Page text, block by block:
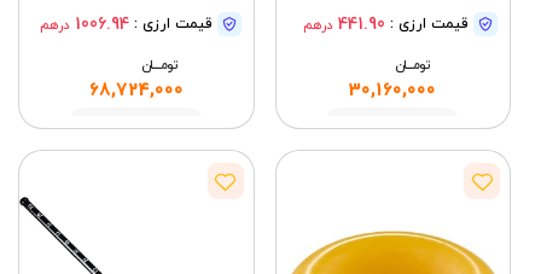
مدیتیشن، شفای صدا، جلوه‌های
قیمت ارزی : 441.90 درهم
تومــــــان
30,160,000
مشاهده
قیمت ارزی : 1006.94 درهم
تومــــــان
68,724,000
مشاهده